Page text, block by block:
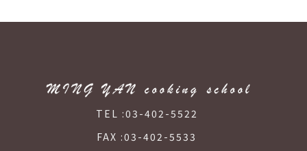
TEL :03-402-5522
FAX :03-402-5533